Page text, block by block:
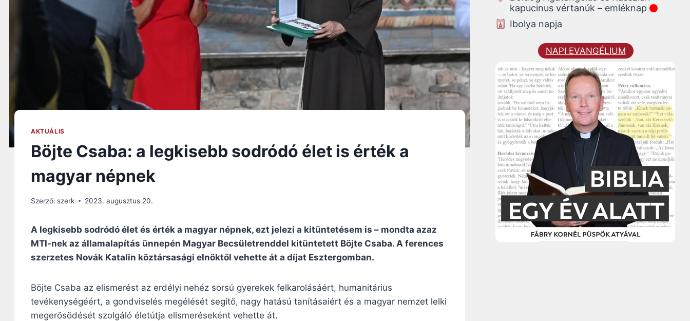
AKTUÁLIS
Böjte Csaba: a legkisebb sodródó élet is érték a
magyar népnek
Szerző: szerk 2023. augusztus 20.
A legkisebb sodródó élet és érték a magyar népnek, ezt jelezi a kitüntetésem is – mondta azaz
MTI-nek az államalapítás ünnepén Magyar Becsületrenddel kitüntetett Böjte Csaba. A ferences
szerzetes Novák Katalin köztársasági elnöktől vehette át a díjat Esztergomban.
Böjte Csaba az elismerést az erdélyi nehéz sorsú gyerekek felkarolásáért, humanitárius
tevékenységéért, a gondviselés megélését segítő, nagy hatású tanításaiért és a magyar nemzet lelki
megerősödését szolgáló életútja elismeréseként vehette át.
kapucinus vértanúk – emléknap
Ibolya napja
NAPI EVANGÉLIUM